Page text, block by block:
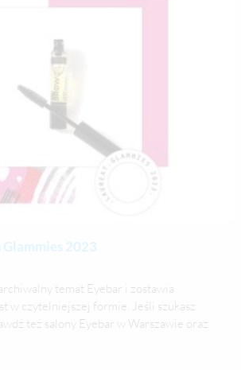
2023
temat Eyebar i zostawia
w czytelniejszej formie. Jeśli szukasz
też salony Eyebar w Warszawie oraz